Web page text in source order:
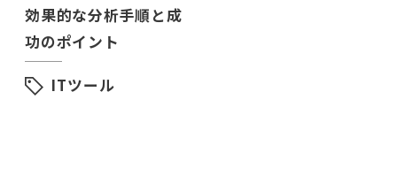
効果的な分析手順と成
功のポイント
ITツール